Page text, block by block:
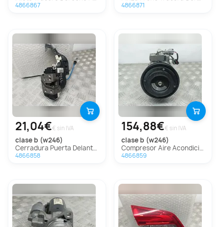
4866867 4866871
21,04€€ sin IVA
clase b (w246)
Cerradura Puerta Delantera Derecha Para Mercedes Clase B
4866858
154,88€€ sin IVA
clase b (w246)
Compresor Aire Acondicionado Para Mercedes Clase B
4866859